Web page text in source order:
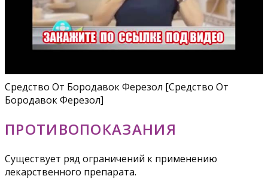
Средство От Бородавок Ферезол [Средство От
Бородавок Ферезол]
ПРОТИВОПОКАЗАНИЯ
Существует ряд ограничений к применению
лекарственного препарата.